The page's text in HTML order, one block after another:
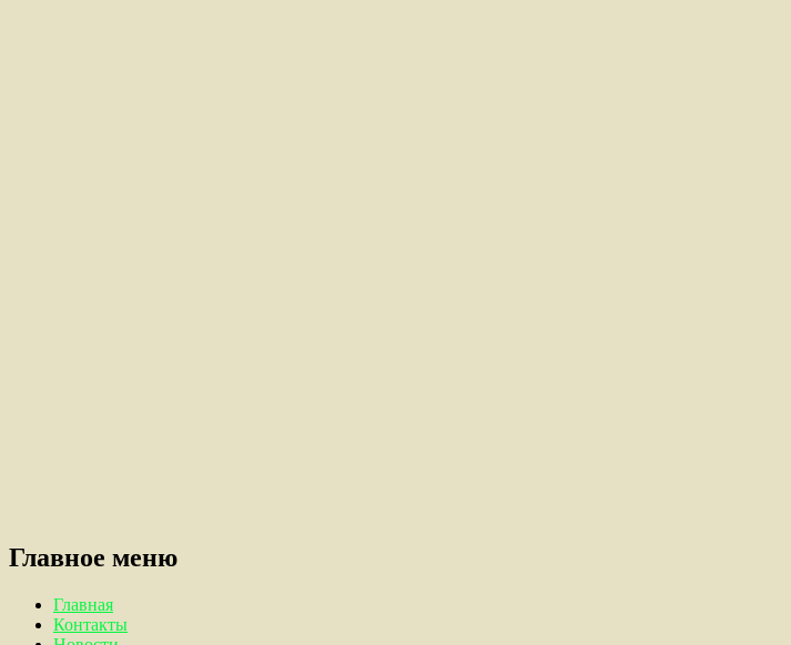
Главное меню
Главная
Контакты